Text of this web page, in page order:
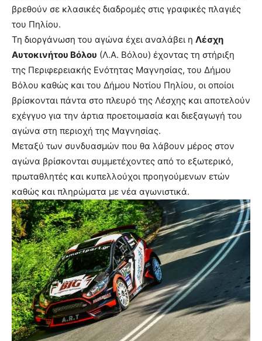
βρεθούν σε κλασικές διαδρομές στις γραφικές πλαγιές
του Πηλίου.
Τη διοργάνωση του αγώνα έχει αναλάβει η Λέσχη
Αυτοκινήτου Βόλου (Λ.Α. Βόλου) έχοντας τη στήριξη
της Περιφερειακής Ενότητας Μαγνησίας, του Δήμου
Βόλου καθώς και του Δήμου Νοτίου Πηλίου, οι οποίοι
βρίσκονται πάντα στο πλευρό της Λέσχης και αποτελούν
εχέγγυο για την άρτια προετοιμασία και διεξαγωγή του
αγώνα στη περιοχή της Μαγνησίας.
Μεταξύ των συνδυασμών που θα λάβουν μέρος στον
αγώνα βρίσκονται συμμετέχοντες από το εξωτερικό,
πρωταθλητές και κυπελλούχοι προηγούμενων ετών
καθώς και πληρώματα με νέα αγωνιστικά.